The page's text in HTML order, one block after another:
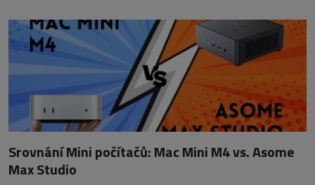
Srovnání Mini počítačů: Mac Mini M4 vs. Asome
Max Studio